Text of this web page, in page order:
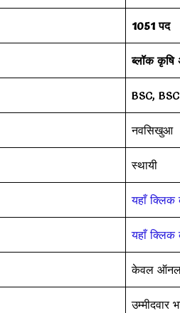
1051 पद
ब्लॉक कृषि
BSC,
नवसिखुआ
स्थायी
यहाँ क्लिक
यहाँ क्लिक
केवल
उम्मीदवार